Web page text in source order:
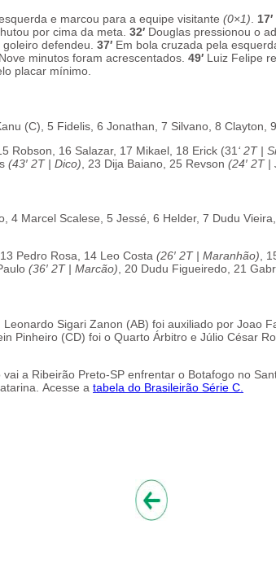
e marcou para a equipe visitante (0×1) 17′
por cima da meta. 32′ Douglas pressionou o
defendeu. 37′ Em bola cruzada pela
Nove minutos foram acrescentados. 49′ Luiz Felipe
placar mínimo.
(C), 5 Fidelis, 6 Jonathan, 7 Silvano, 8 Clayton,
Robson, 16 Salazar, 17 Mikael, 18 Erick (31 ‘ 2T |
(43′ 2T | Dico) , 23 Dija Baiano, 25 Revson (24′ 2T |
4 Marcel Scalese, 5 Jessé, 6 Helder, 7 Dudu
Pedro Rosa, 14 Leo Costa (26′ 2T | Maranhão),
(36′ 2T | Marcão), 20 Dudu Figueiredo, 21
Sigari Zanon (AB) foi auxiliado por Joao
Pinheiro (CD) foi o Quarto Árbitro e Júlio César
a Ribeirão Preto-SP enfrentar o Botafogo no
Acesse a tabela do Brasileirão Série C.